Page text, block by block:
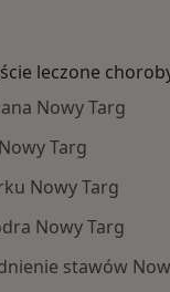
leczone
Nowy Targ
Targ
Nowy Targ
Nowy Targ
stawów